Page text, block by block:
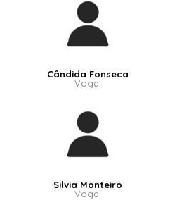
Cândida Fonseca
Vogal
Silvia Monteiro
Vogal